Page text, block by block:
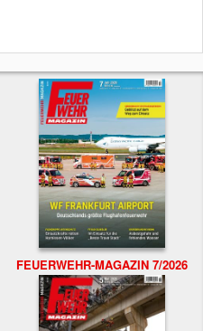
FEUERWEHR-MAGAZIN 7/2026